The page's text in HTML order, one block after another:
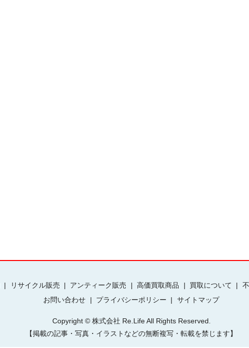
リサイクル販売 アンティーク販売 高価買取商品 買取について
お問い合わせ
プライバシーポリシー サイトマップ
Copyright © 株式会社 Re.Life All Rights Reserved.
【掲載の記事・写真・イラストなどの無断複写・転載を禁じます】